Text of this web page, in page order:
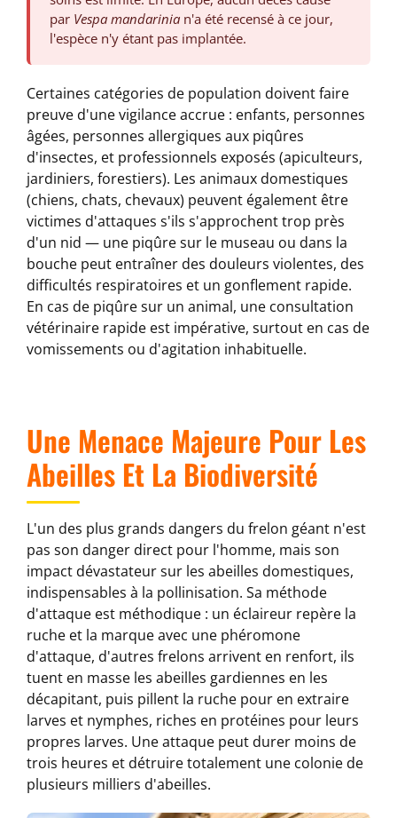
par Vespa mandarinia n'a été recensé à ce jour,
l'espèce n'y étant pas implantée.
Certaines catégories de population doivent faire
preuve d'une vigilance accrue : enfants, personnes
âgées, personnes allergiques aux piqûres
d'insectes, et professionnels exposés (apiculteurs,
jardiniers, forestiers). Les animaux domestiques
(chiens, chats, chevaux) peuvent également être
victimes d'attaques s'ils s'approchent trop près
d'un nid — une piqûre sur le museau ou dans la
bouche peut entraîner des douleurs violentes, des
difficultés respiratoires et un gonflement rapide.
En cas de piqûre sur un animal, une consultation
vétérinaire rapide est impérative, surtout en cas de
vomissements ou d'agitation inhabituelle.
Une Menace Majeure Pour Les
Abeilles Et La Biodiversité
L'un des plus grands dangers du frelon géant n'est
pas son danger direct pour l'homme, mais son
impact dévastateur sur les abeilles domestiques,
indispensables à la pollinisation. Sa méthode
d'attaque est méthodique : un éclaireur repère la
ruche et la marque avec une phéromone
d'attaque, d'autres frelons arrivent en renfort, ils
tuent en masse les abeilles gardiennes en les
décapitant, puis pillent la ruche pour en extraire
larves et nymphes, riches en protéines pour leurs
propres larves. Une attaque peut durer moins de
trois heures et détruire totalement une colonie de
plusieurs milliers d'abeilles.